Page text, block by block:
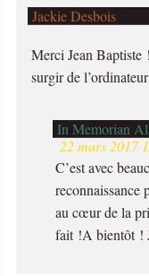
Jackie Desbois
Merci Jean Baptiste
surgir de
In Memorian
22 mars 2017
C’est avec
reconnaissance
au cœur de la
fait !A bientôt !